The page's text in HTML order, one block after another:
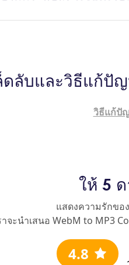
ดลับและวิธีแก้ปั
วิธีแก้ปั
ให้ 5
แสดงความรักขอ
าจะนำเสนอ WebM to MP3
4.8